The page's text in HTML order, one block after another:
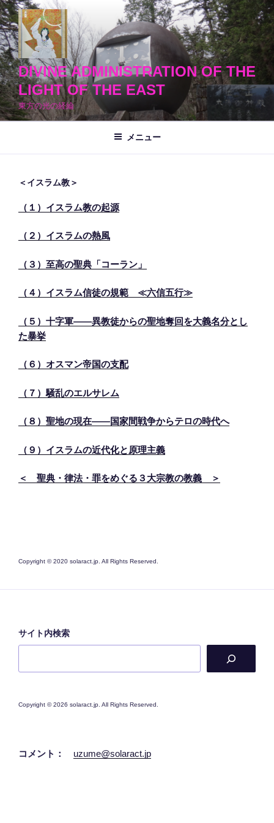
コ
ン
テ
ン
ツ
へ
ス
キ
ッ
DIVINE ADMINISTRATION OF THE
LIGHT OF THE EAST
東方の光の経綸
メニュー
＜イスラム教＞
（１）イスラム教の起源
（２）イスラムの熱風
（３）至高の聖典「コーラン」
（４）イスラム信徒の規範 ≪六信五行≫
（５）十字軍――異教徒からの聖地奪回を大義名分とし
た暴挙
（６）オスマン帝国の支配
（７）騒乱のエルサレム
（８）聖地の現在――国家間戦争からテロの時代へ
（９）イスラムの近代化と原理主義
＜ 聖典・律法・罪をめぐる３大宗教の教義 ＞
Copyright © 2020 solaract.jp. All Rights Reserved.
サイト内検索
Copyright © 2026 solaract.jp. All Rights Reserved.
コメント： uzume@solaract.jp